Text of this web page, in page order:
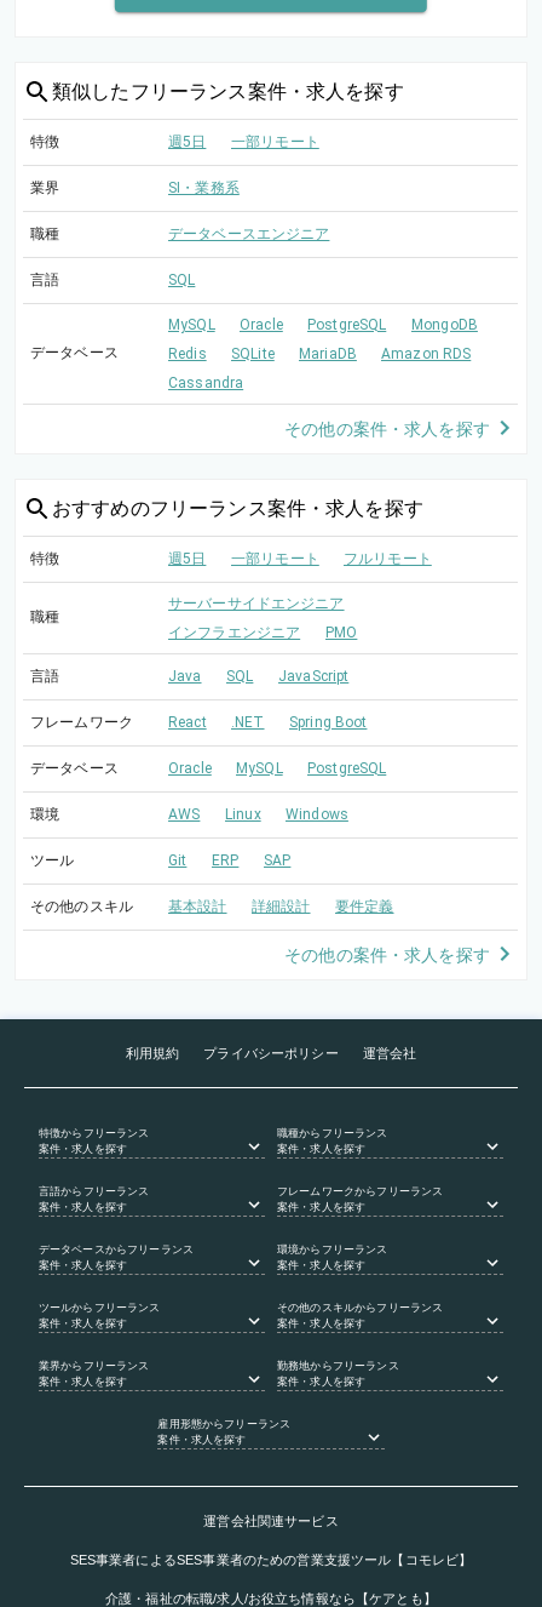
類似した フリーランス案件・求人を探す
特徴 週5日 一部リモート
業界 SI・業務系
職種 データベースエンジニア
言語 SQL
データベース
MySQL Oracle PostgreSQL
MongoDB
Redis
SQLite MariaDB
Amazon RDS
Cassandra
その他の案件・求人を探す
おすすめのフリーランス案件・求人を探す
特徴 週5日 一部リモート フルリモート
職種
サーバーサイドエンジニア
インフラエンジニア
PMO
言語 Java SQL JavaScript
フレームワーク React .NET Spring Boot
データベース Oracle MySQL PostgreSQL
環境 AWS Linux Windows
ツール Git ERP SAP
その他のスキル 基本設計 詳細設計 要件定義
その他の案件・求人を探す
利用規約 プライバシーポリシー 運営会社
特徴からフリーランス
案件・求人を探す
職種からフリーランス
案件・求人を探す
言語からフリーランス
案件・求人を探す
フレームワークからフリーランス
案件・求人を探す
データベース からフリーランス
案件・求人を探す
環境からフリーランス
案件・求人を探す
ツールからフリーランス
案件・求人を探す
その他のスキルからフリーランス
案件・求人を探す
業界からフリーランス
案件・求人を探す
勤務地からフリーランス
案件・求人を探す
雇用形態からフリーランス
案件・求人を探す
運営会社関連サービス
SES事業者によるSES事業者のための営業支援ツール【コモレビ】
介護・福祉の転職/求人/お役立ち情報なら【ケアとも】